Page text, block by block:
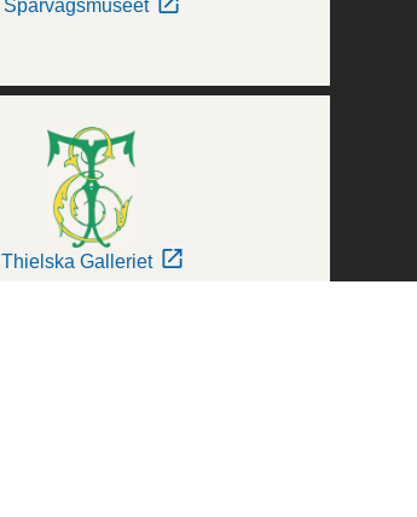
Spårvägsmuseet
Thielska Galleriet